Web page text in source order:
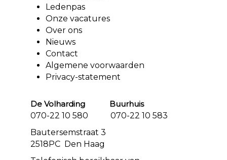
Ledenpas
Onze vacatures
Over ons
Nieuws
Contact
Algemene voorwaarden
Privacy-statement
De Volharding Buurhuis
070-22 10 580 070-22 10 583
Bautersemstraat 3
2518PC Den Haag